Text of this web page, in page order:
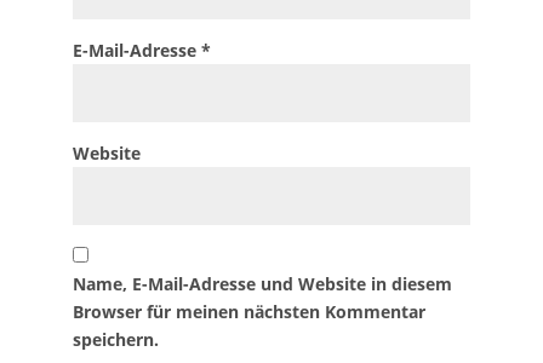
E-Mail-Adresse *
Website
Name, E-Mail-Adresse und Website in diesem
Browser für meinen nächsten Kommentar
speichern.